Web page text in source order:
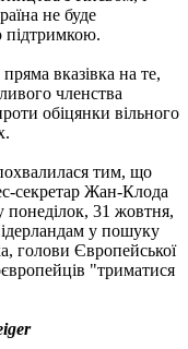
не буде
підтримкою.
вказівка на те,
членства
обіцянки вільного
тим, що
секретар Жан-Клода
понеділок, 31 жовтня,
у пошуку
голови Європейської
"триматися